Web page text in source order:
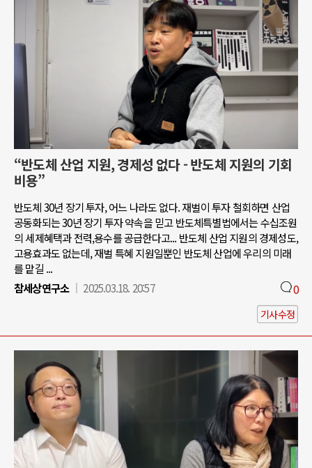
“반도체 산업 지원, 경제성 없다 - 반도체 지원의 기회
비용”
반도체 30년 장기 투자, 어느 나라도 없다. 재벌이 투자 철회하면 산업
공동화되는 30년 장기 투자 약속을 믿고 반도체특별법에서는 수십조원
의 세제혜택과 전력,용수를 공급한다고... 반도체 산업 지원의 경제성도,
고용효과도 없는데, 재벌 특혜 지원일뿐인 반도체 산업에 우리의 미래
를 맡길 ...
참세상연구소
2025.03.18. 20:57 0
기사수정